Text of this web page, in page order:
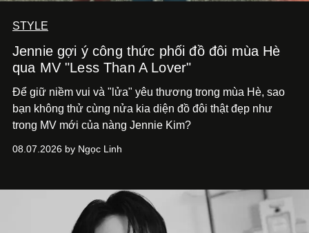
STYLE
Jennie gợi ý công thức phối đồ đôi mùa Hè
qua MV "Less Than A Lover"
Để giữ niềm vui và "lửa" yêu thương trong mùa Hè, sao
bạn không thử cùng nửa kia diện đồ đôi thật đẹp như
trong MV mới của nàng Jennie Kim?
08.07.2026 by Ngọc Linh